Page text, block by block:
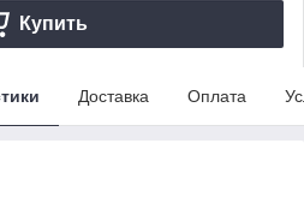
Купить
Доставка Оплата